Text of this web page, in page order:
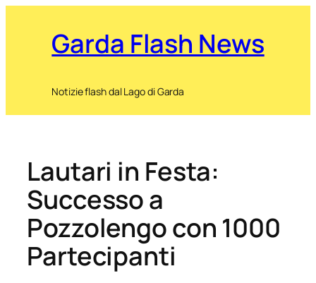
Garda Flash News
Notizie flash dal Lago di Garda
Lautari in Festa:
Successo a
Pozzolengo con 1000
Partecipanti